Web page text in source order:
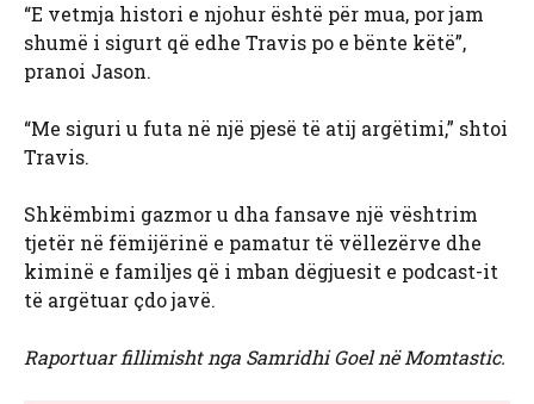
“E vetmja histori e njohur është për mua, por jam
shumë i sigurt që edhe Travis po e bënte këtë”,
pranoi Jason.
“Me siguri u futa në një pjesë të atij argëtimi,” shtoi
Travis.
Shkëmbimi gazmor u dha fansave një vështrim
tjetër në fëmijërinë e pamatur të vëllezërve dhe
kiminë e familjes që i mban dëgjuesit e podcast-it
të argëtuar çdo javë.
Raportuar fillimisht nga Samridhi Goel në Momtastic.